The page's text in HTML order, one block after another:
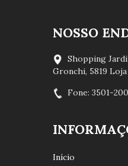
NOSSO
Shopping
Gronchi, 5819
Fone: 3501-
Início